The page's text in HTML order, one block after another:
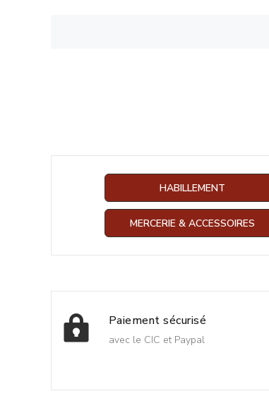
HABILLEMENT
MERCERIE & ACCESSOIRES
Paiement sécurisé
avec le CIC et Paypal